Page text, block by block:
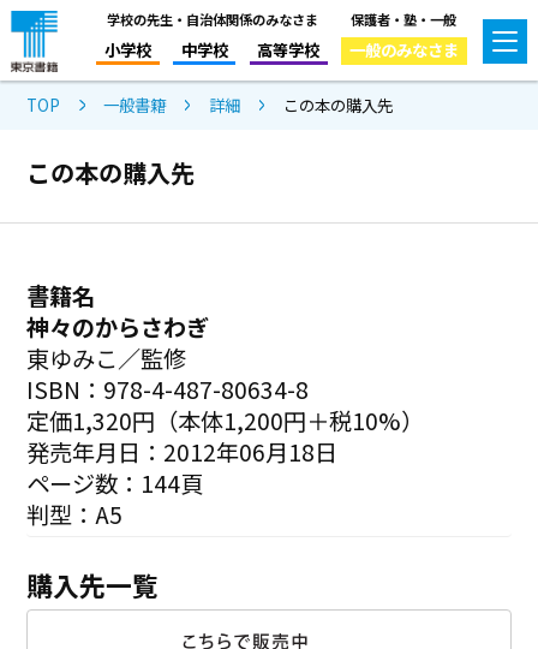
学校の先生・自治体関係のみなさま
小学校 中学校 高等学校
保護者・塾・一般
一般のみなさま
TOP 一般書籍 詳細 この本の購入先
この本の購入先
書籍名
神々のからさわぎ
東ゆみこ／監修
ISBN：978-4-487-80634-8
定価1,320円（本体1,200円＋税10%）
発売年月日：2012年06月18日
ページ数：144頁
判型：A5
購入先一覧